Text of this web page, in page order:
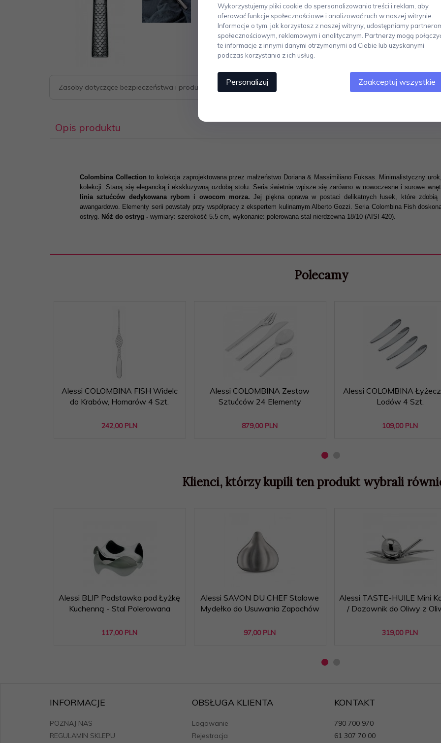
Zasoby dotyczące bezpieczeństwa i produktów
Opis produktu
Colombina Collection to kolekcja zaprojektowana przez małżeństwo Doriana & Massimiliano Fuksas. Minimalistyczny
kolekcji. Staną się elegancką i ekskluzywną ozdobą stołu. Seria świetnie wpisze się zarówno w nowoczesne i surowe
linia sztućców dedykowana rybom i owocom morza.Jej piękna oprawa w postaci delikatnych łusek, które
awangardowo. Elementy serii powstały przy współpracy z ekspertem kulinarnym Alberto Gozzi. Seria Colombina Fish
ostryg. Nóż do ostryg - wymiary: szerokość 5.5 cm, wykonanie: polerowana stal nierdzewna 18/10 (AISI 420).
Polecamy
Alessi COLOMBINA FISH Widelc
do Krabów, Homarów 4 Szt.
242,00 PLN
Alessi COLOMBINA Zestaw
Sztućców 24 Elementy
879,00 PLN
Alessi COLOMBINA
Lodów 4 Szt.
109,00 PLN
Klienci, którzy kupili ten produkt wybrali
Alessi BLIP Podstawka pod Łyżkę
Kuchenną - Stal Polerowana
117,00 PLN
Alessi SAVON DU CHEF Stalowe
Mydełko do Usuwania Zapachów
97,00 PLN
Alessi TASTE-HUILE Mini
/ Dozownik do Oliwy z
319,00 PLN
INFORMACJE
POZNAJ NAS
REGULAMIN SKLEPU
OBSŁUGA KLIENTA
Logowanie
Rejestracja
KONTAKT
790 700 970
61 307 70 00
Wykorzystujemy pliki cookie do spersonalizowania treści i reklam, aby
oferować funkcje społecznościowe i analizować ruch w naszej witrynie.
Informacje o tym, jak korzystasz z naszej witryny, udostępniamy
społecznościowym, reklamowym i analitycznym. Partnerzy mogą
te informacje z innymi danymi otrzymanymi od Ciebie lub uzyskanymi
podczas korzystania z ich usług.
Personalizuj Zaakceptuj wszystkie